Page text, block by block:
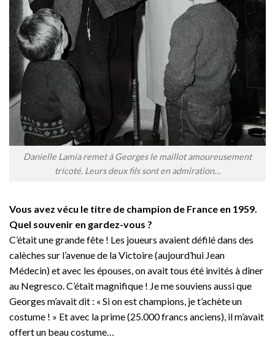
Danielle Lamia remet à Georges le maillot amoureusement
tricoté. Leurs deux fils sont en admiration…
Vous avez vécu le titre de champion de France en 1959.
Quel souvenir en gardez-vous ?
C’était une grande fête ! Les joueurs avaient défilé dans des
calèches sur l’avenue de la Victoire (aujourd’hui Jean
Médecin) et avec les épouses, on avait tous été invités à dîner
au Negresco. C’était magnifique ! Je me souviens aussi que
Georges m’avait dit : « Si on est champions, je t’achète un
costume ! » Et avec la prime (25.000 francs anciens), il m’avait
offert un beau costume…